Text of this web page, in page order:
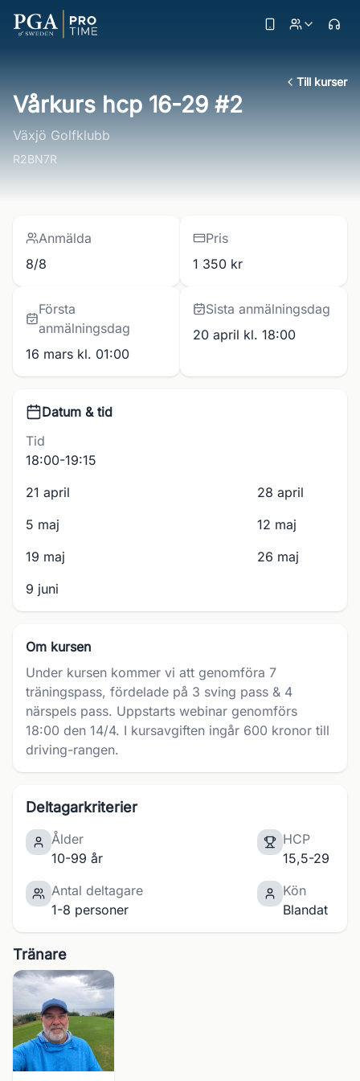
Till kurser
Vårkurs hcp 16-29 #2
Växjö Golfklubb
R2BN7R
Anmälda
8/8
Pris
1 350 kr
Första
anmälningsdag
16 mars kl. 01:00
Sista anmälningsdag
20 april kl. 18:00
Datum & tid
Tid
18:00-19:15
21 april
28 april
5 maj
12 maj
19 maj
26 maj
9 juni
Om kursen
Under kursen kommer vi att genomföra 7
träningspass, fördelade på 3 sving pass & 4
närspels pass. Uppstarts webinar genomförs
18:00 den 14/4. I kursavgiften ingår 600 kronor till
driving-rangen.
Deltagarkriterier
Ålder
10-99 år
HCP
15,5-29
Antal deltagare
1-8 personer
Kön
Blandat
Tränare